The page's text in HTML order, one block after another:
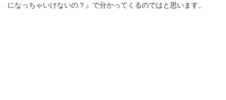
になっちゃいけないの？』で分かってくるのではと思います。